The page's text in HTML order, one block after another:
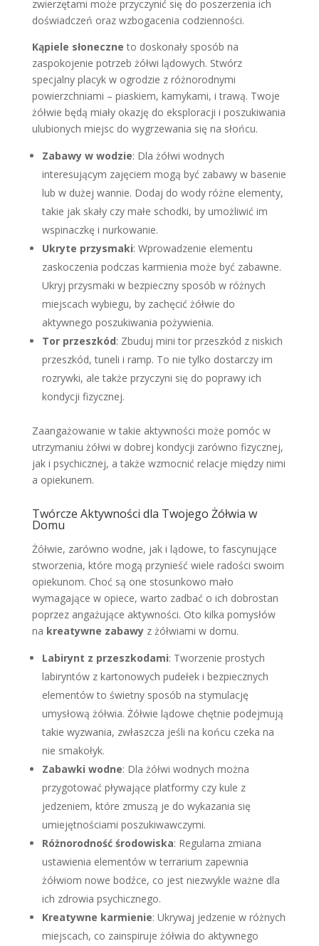
zwierzętami może przyczynić się do poszerzenia ich
doświadczeń oraz wzbogacenia codzienności.
Kąpiele słoneczne to doskonały sposób na
zaspokojenie potrzeb żółwi lądowych. Stwórz
specjalny placyk w ogrodzie z różnorodnymi
powierzchniami – piaskiem, kamykami, i trawą. Twoje
żółwie będą miały okazję do eksploracji i poszukiwania
ulubionych miejsc do wygrzewania się na słońcu.
Zabawy w wodzie: Dla żółwi wodnych
interesującym zajęciem mogą być zabawy w basenie
lub w dużej wannie. Dodaj do wody różne elementy,
takie jak skały czy małe schodki, by umożliwić im
wspinaczkę i nurkowanie.
Ukryte przysmaki: Wprowadzenie elementu
zaskoczenia podczas karmienia może być zabawne.
Ukryj przysmaki w bezpieczny sposób w różnych
miejscach wybiegu, by zachęcić żółwie do
aktywnego poszukiwania pożywienia.
Tor przeszkód: Zbuduj mini tor przeszkód z niskich
przeszkód, tuneli i ramp. To nie tylko dostarczy im
rozrywki, ale także przyczyni się do poprawy ich
kondycji fizycznej.
Zaangażowanie w takie aktywności może pomóc w
utrzymaniu żółwi w dobrej kondycji zarówno fizycznej,
jak i psychicznej, a także wzmocnić relacje między nimi
a opiekunem.
Twórcze Aktywności dla Twojego Żółwia w
Domu
Żółwie, zarówno wodne, jak i lądowe, to fascynujące
stworzenia, które mogą przynieść wiele radości swoim
opiekunom. Choć są one stosunkowo mało
wymagające w opiece, warto zadbać o ich dobrostan
poprzez angażujące aktywności. Oto kilka pomysłów
na kreatywne zabawyz żółwiami w domu.
Labirynt z przeszkodami: Tworzenie prostych
labiryntów z kartonowych pudełek i bezpiecznych
elementów to świetny sposób na stymulację
umysłową żółwia. Żółwie lądowe chętnie podejmują
takie wyzwania, zwłaszcza jeśli na końcu czeka na
nie smakołyk.
Zabawki wodne: Dla żółwi wodnych można
przygotować pływające platformy czy kule z
jedzeniem, które zmuszą je do wykazania się
umiejętnościami poszukiwawczymi.
Różnorodność środowiska: Regularna zmiana
ustawienia elementów w terrarium zapewnia
żółwiom nowe bodźce, co jest niezwykle ważne dla
ich zdrowia psychicznego.
Kreatywne karmienie: Ukrywaj jedzenie w różnych
miejscach, co zainspiruje żółwia do aktywnego